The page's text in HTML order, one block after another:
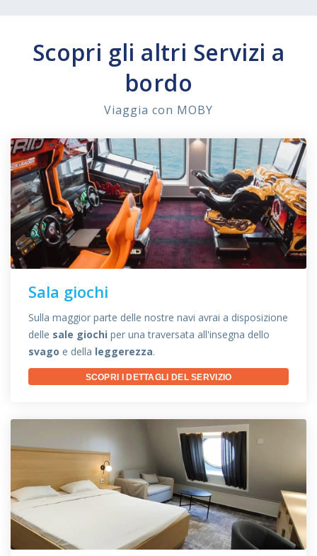
Scopri gli altri Servizi a
bordo
Viaggia con MOBY
Sala giochi
Sulla maggior parte delle nostre navi avrai a disposizione
delle sale giochi per una traversata all'insegna dello
svago e della leggerezza.
SCOPRI I DETTAGLI DEL SERVIZIO